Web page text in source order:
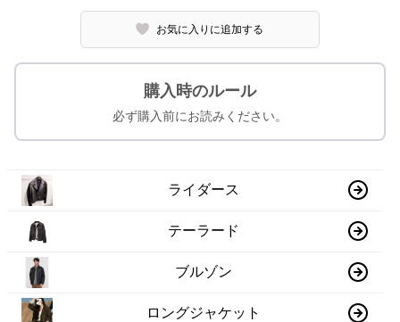
お気に入りに追加する
購入時のルール
必ず購入前にお読みください。
ライダース
テーラード
ブルゾン
ロングジャケット